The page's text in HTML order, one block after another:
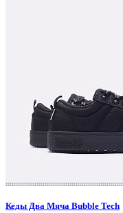
Кеды Два Мяча Bubble Tech